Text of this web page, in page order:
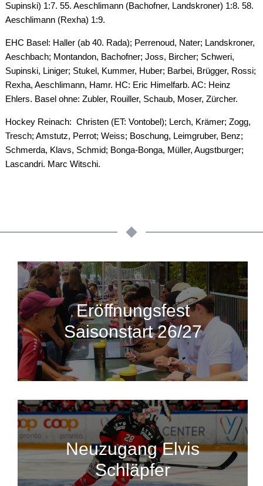
Supinski) 1:7. 55. Aeschlimann (Bachofner, Landskroner) 1:8. 58.
Aeschlimann (Rexha) 1:9.
EHC Basel: Haller (ab 40. Rada); Perrenoud, Nater; Landskroner,
Aeschbach; Montandon, Bachofner; Joss, Bircher; Schweri,
Supinski, Liniger; Stukel, Kummer, Huber; Barbei, Brügger, Rossi;
Rexha, Aeschlimann, Hamr. HC: Eric Himelfarb. AC: Heinz
Ehlers. Basel ohne: Zubler, Rouiller, Schaub, Moser, Zürcher.
Hockey Reinach: Christen (ET: Vontobel); Lerch, Krämer; Zogg,
Tresch; Amstutz, Perrot; Weiss; Boschung, Leimgruber, Benz;
Schmerda, Klavs, Schmid; Bonga-Bonga, Müller, Augstburger;
Lascandri. Marc Witschi.
Eröffnungsfest
Saisonstart 26/27
Neuzugang Elvis
Schläpfer